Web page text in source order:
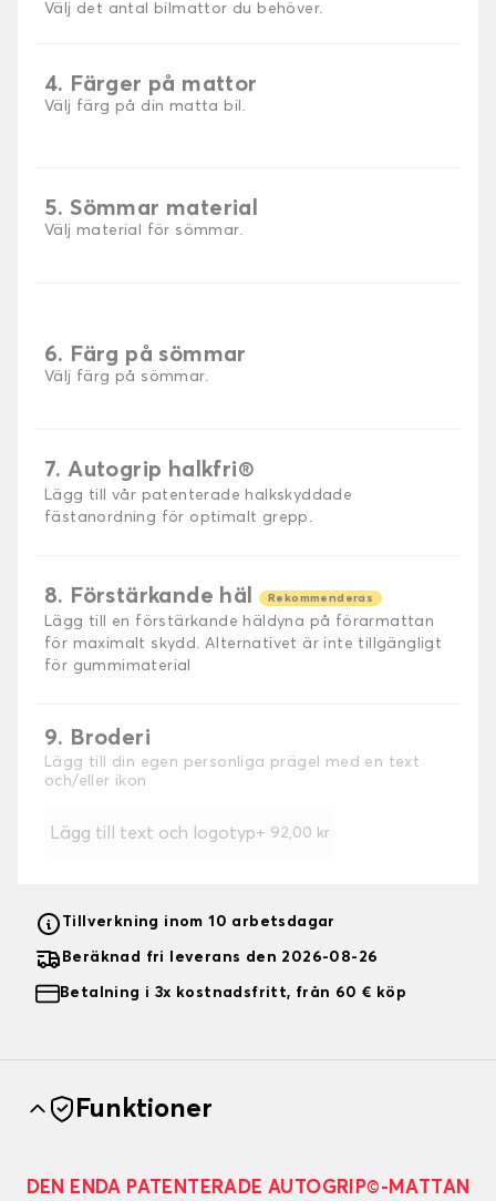
Välj det antal bilmattor du behöver.
4. Färger på mattor
Välj färg på din matta bil.
5. Sömmar material
Välj material för sömmar.
6. Färg på sömmar
Välj färg på sömmar.
7. Autogrip halkfri®
Lägg till vår patenterade halkskyddade
fästanordning för optimalt grepp.
8. Förstärkande häl Rekommenderas
Lägg till en förstärkande häldyna på förarmattan
för maximalt skydd. Alternativet är inte tillgängligt
för gummimaterial
9. Broderi
Lägg till din egen personliga prägel med en text
och/eller ikon
Lägg till text och logotyp+ 92,00 kr
Tillverkning inom 10 arbetsdagar
Beräknad fri leverans den 2026-08-26
Betalning i 3x kostnadsfritt, från 60 € köp
Funktioner
DEN ENDA PATENTERADE AUTOGRIP©-MATTAN